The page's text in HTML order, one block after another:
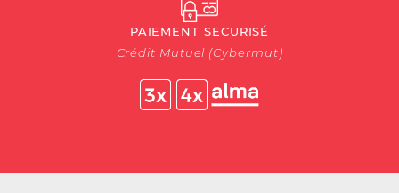
PAIEMENT SECURISÉ
Crédit Mutuel (Cybermut)